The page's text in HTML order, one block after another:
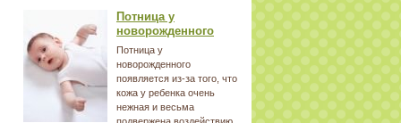
Потница у
новорожденного
Потница у
новорожденного
появляется из-за того, что
кожа у ребенка очень
нежная и весьма